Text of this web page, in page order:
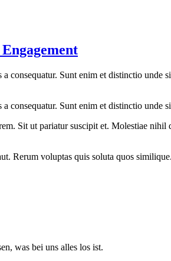
Engagement
consequatur. Sunt enim et distinctio unde
consequatur. Sunt enim et distinctio unde
Sit ut pariatur suscipit et. Molestiae
Rerum voluptas quis soluta quos similique.
was bei uns alles los ist.